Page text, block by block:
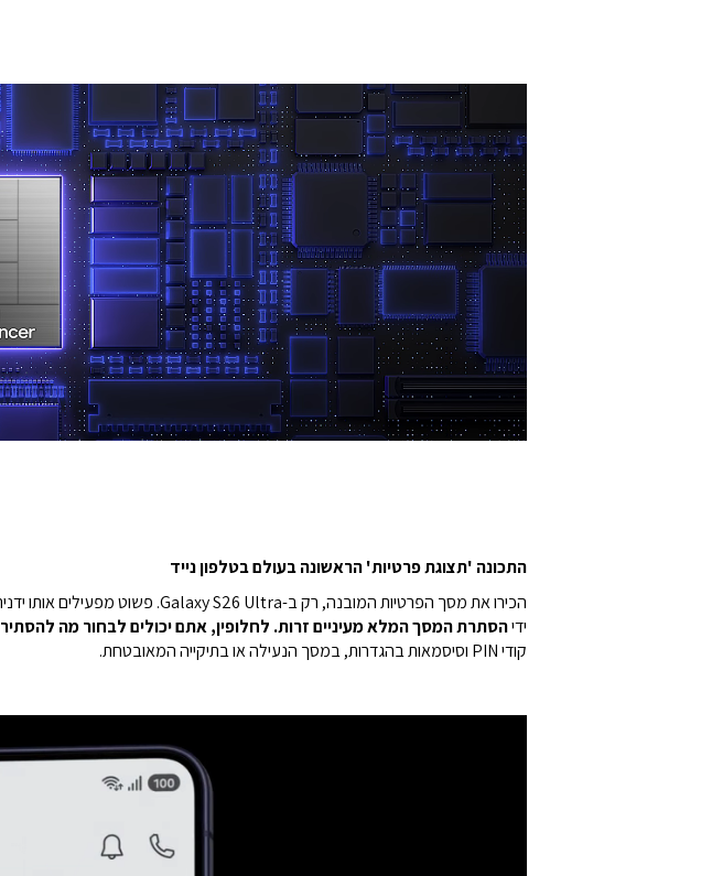
התכונה 'תצוגת פרטיות' הראשונה בעולם בטלפון נייד
הכירו את מסך הפרטיות המובנה, רק ב-Galaxy S26 Ultra. פשוט מפעילים אותו ידנית, ו
ידיהסתרת המסך המלא מעיניים זרות. לחלופין, אתם יכולים לבחור מה להסתיר
קודי PIN וסיסמאות בהגדרות, במסך הנעילה או בתיקייה המאובטחת.